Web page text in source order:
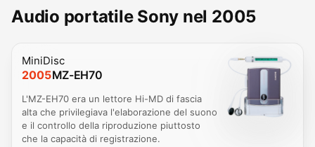
Audio portatile Sony nel 2005
MiniDisc
2005MZ-EH70
L'MZ-EH70 era un lettore Hi-MD di fascia
alta che privilegiava l'elaborazione del suono
e il controllo della riproduzione piuttosto
che la capacità di registrazione.